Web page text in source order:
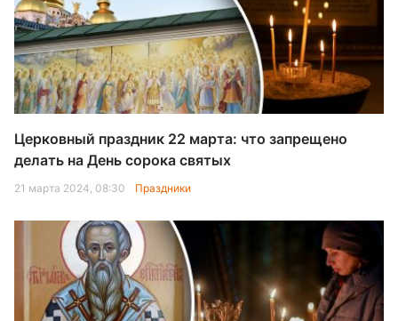
Церковный праздник 22 марта: что запрещено
делать на День сорока святых
21 марта 2024, 08:30 Праздники